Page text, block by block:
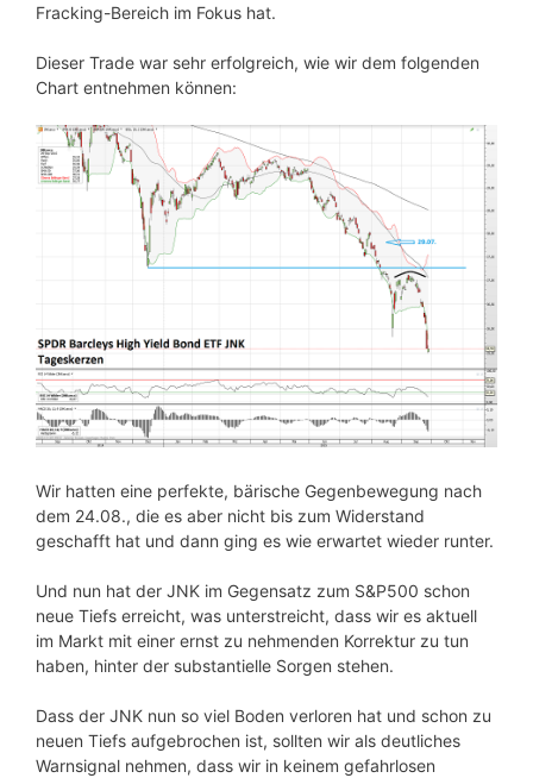
Fracking-Bereich im Fokus hat.
Dieser Trade war sehr erfolgreich, wie wir dem folgenden
Chart entnehmen können:
Wir hatten eine perfekte, bärische Gegenbewegung nach
dem 24.08., die es aber nicht bis zum Widerstand
geschafft hat und dann ging es wie erwartet wieder runter.
Und nun hat der JNK im Gegensatz zum S&P500 schon
neue Tiefs erreicht, was unterstreicht, dass wir es aktuell
im Markt mit einer ernst zu nehmenden Korrektur zu tun
haben, hinter der substantielle Sorgen stehen.
Dass der JNK nun so viel Boden verloren hat und schon zu
neuen Tiefs aufgebrochen ist, sollten wir als deutliches
Warnsignal nehmen, dass wir in keinem gefahrlosen